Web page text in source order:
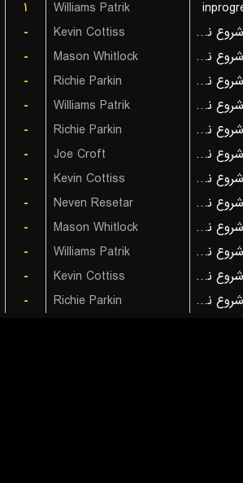
۱ Williams Patrik
- Kevin Cottiss بازی شروع نشده است
- Mason Whitlock بازی شروع نشده است
- Richie Parkin بازی شروع نشده است
- Williams Patrik بازی شروع نشده است
- Richie Parkin بازی شروع نشده است
- Joe Croft بازی شروع نشده است
- Kevin Cottiss بازی شروع نشده است
- Neven Resetar بازی شروع نشده است
- Mason Whitlock بازی شروع نشده است
- Williams Patrik بازی شروع نشده است
- Kevin Cottiss بازی شروع نشده است
- Richie Parkin بازی شروع نشده است